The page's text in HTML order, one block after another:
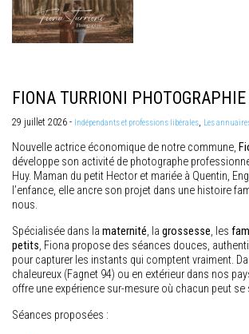
FIONA TURRIONI PHOTOGRAPHIE
29 juillet 2026 - Indépendants et professions libérales, Les
Nouvelle actrice économique de notre commune,
développe son activité de photographe
Huy. Maman du petit Hector et mariée à Quentin,
l’enfance, elle ancre son projet dans une histoire
nous.
Spécialisée dans la maternité, la grossesse, les
petits, Fiona propose des séances douces,
pour capturer les instants qui comptent vraiment.
chaleureux (Fagnet 94) ou en extérieur dans nos
offre une expérience sur-mesure où chacun peut se
Séances proposées :